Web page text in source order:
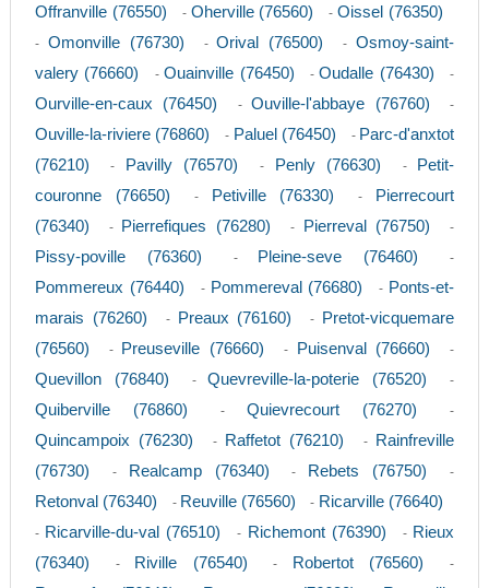
Offranville (76550) - Oherville (76560) -Oissel (76350)
- Omonville (76730) -Orival (76500) -Osmoy-saint-
valery (76660)
-Ouainville (76450) -Oudalle (76430) -
Ourville-en-caux (76450) -Ouville-l'abbaye (76760) -
Ouville-la-riviere (76860) - Paluel (76450) - Parc-d'anxtot
(76210)
- Pavilly (76570) - Penly (76630) -
Petit-
couronne (76650)
- Petiville (76330) -
Pierrecourt
(76340)
- Pierrefiques (76280) - Pierreval (76750) -
Pissy-poville (76360) - Pleine-seve (76460) -
Pommereux (76440) - Pommereval (76680) - Ponts-et-
marais (76260)
- Preaux (76160) -
Pretot-vicquemare
(76560)
- Preuseville (76660) - Puisenval (76660) -
Quevillon (76840) -Quevreville-la-poterie (76520) -
Quiberville (76860) - Quievrecourt (76270) -
Quincampoix (76230) - Raffetot (76210) -
Rainfreville
(76730)
- Realcamp (76340) - Rebets (76750) -
Retonval (76340) - Reuville (76560) - Ricarville (76640)
- Ricarville-du-val (76510) - Richemont (76390) - Rieux
(76340)
- Riville (76540) - Robertot (76560) -